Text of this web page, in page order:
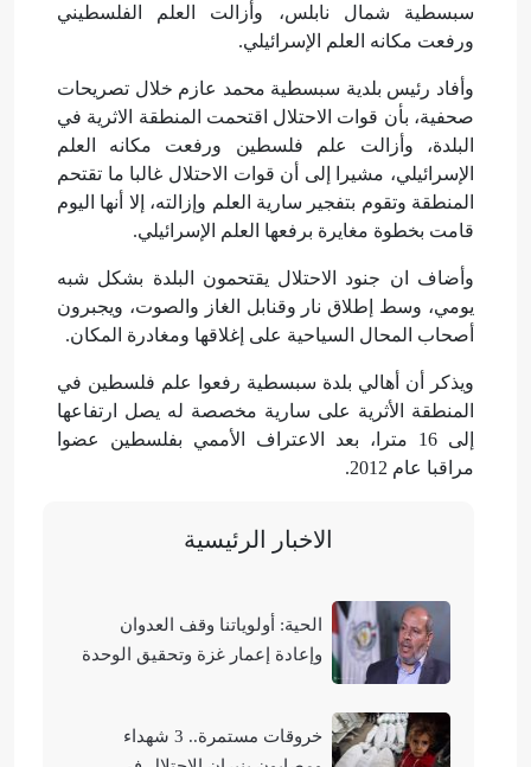
سبسطية شمال نابلس، وأزالت العلم الفلسطيني
ورفعت مكانه العلم الإسرائيلي.
وأفاد رئيس بلدية سبسطية محمد عازم خلال تصريحات
صحفية، بأن قوات الاحتلال اقتحمت المنطقة الاثرية في
البلدة، وأزالت علم فلسطين ورفعت مكانه العلم
الإسرائيلي، مشيرا إلى أن قوات الاحتلال غالبا ما تقتحم
المنطقة وتقوم بتفجير سارية العلم وإزالته، إلا أنها اليوم
قامت بخطوة مغايرة برفعها العلم الإسرائيلي.
وأضاف ان جنود الاحتلال يقتحمون البلدة بشكل شبه
يومي، وسط إطلاق نار وقنابل الغاز والصوت، ويجبرون
أصحاب المحال السياحية على إغلاقها ومغادرة المكان.
ويذكر أن أهالي بلدة سبسطية رفعوا علم فلسطين في
المنطقة الأثرية على سارية مخصصة له يصل ارتفاعها
إلى 16 مترا، بعد الاعتراف الأممي بفلسطين عضوا
مراقبا عام 2012.
الاخبار الرئيسية
الحية: أولوياتنا وقف العدوان
وإعادة إعمار غزة وتحقيق الوحدة
خروقات مستمرة.. 3 شهداء